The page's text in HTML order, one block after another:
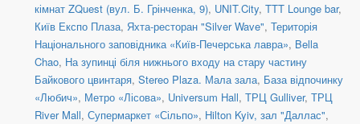
кімнат ZQuest (вул. Б. Грінченка, 9), UNIT.City, TTT Lounge bar,
Київ Експо Плаза, Яхта-ресторан "Silver Wave", Територія
Національного заповідника «Київ-Печерська лавра», Bella
Chao, На зупинці біля нижнього входу на стару частину
Байкового цвинтаря, Stereo Plaza. Мала зала, База відпочинку
«Любич», Метро «Лісова», Universum Hall, ТРЦ Gulliver, ТРЦ
River Mall, Супермаркет «Сільпо», Hilton Kyiv, зал "Даллас",